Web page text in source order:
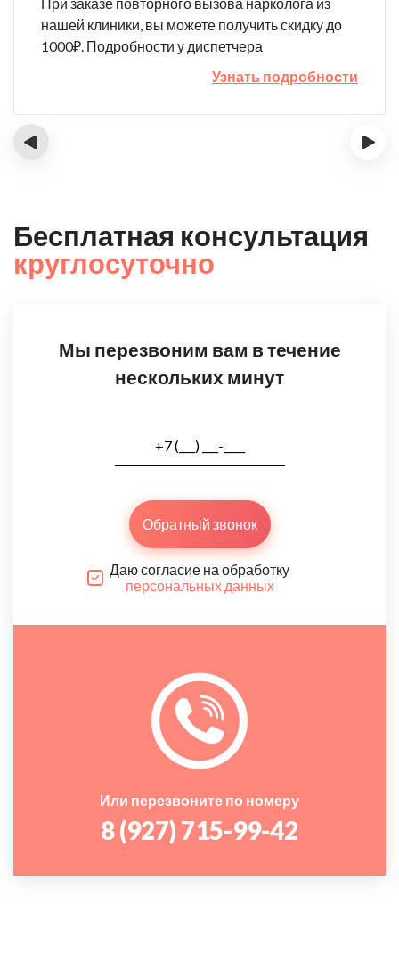
нашей клиники, вы можете получить скидку до
1000₽. Подробности у диспетчера
Узнать подробности
‹ ›
Бесплатная консультация
круглосуточно
Мы перезвоним вам в течение
нескольких минут
Обратный звонок
Даю согласие на обработку
персональных данных
Или перезвоните по номеру
8 (927) 715-99-42